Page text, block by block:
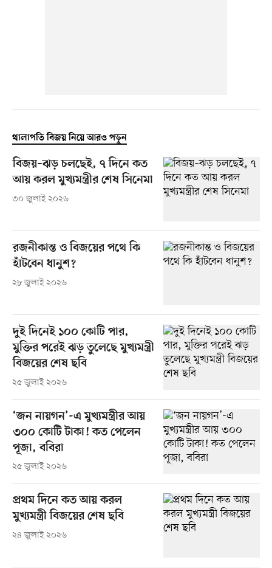
থালাপতি বিজয় নিয়ে আরও পড়ুন
বিজয়–ঝড় চলছেই, ৭ দিনে কত
আয় করল মুখ্যমন্ত্রীর শেষ সিনেমা
৩০ জুলাই ২০২৬
রজনীকান্ত ও বিজয়ের পথে কি
হাঁটবেন ধানুশ?
২৮ জুলাই ২০২৬
দুই দিনেই ১০০ কোটি পার,
মুক্তির পরেই ঝড় তুলেছে মুখ্যমন্ত্রী
বিজয়ের শেষ ছবি
২৫ জুলাই ২০২৬
‘জন নায়গন’-এ মুখ্যমন্ত্রীর আয়
৩০০ কোটি টাকা! কত পেলেন
পূজা, ববিরা
২৫ জুলাই ২০২৬
প্রথম দিনে কত আয় করল
মুখ্যমন্ত্রী বিজয়ের শেষ ছবি
২৪ জুলাই ২০২৬